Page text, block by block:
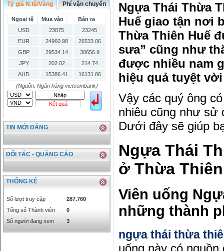
Tỷ giá N.tệ/Vàng Phí vận chuyển
Ngoại tệ Mua vào
Bán ra
USD
23075
23245
EUR
24960.98
26533.06
GBP
29534.14
30656.9
JPY
202.02
214.74
AUD
15386.41
16131.86
HKD
2906.04
3028.6
SGD
16755.29
17427.08
THB
666.2
786.99
CAD
17223.74
18058.21
CHF
23161.62
24283.77
INR
0
KRW
18.01
21.12
KWD
0
79758.97
MYR
5808.39
RMB
3272
RUB
(Nguồn: Ngân hàng vietcombank)
Kết quả
TIN MỚI ĐĂNG
ĐỐI TÁC - QUẢNG CÁO
THỐNG KÊ
Số lượt truy cập
287.760
Tổng số Thành viên
0
Số người đang xem
3
Ngựa Thái Thừa
Huế giao tận nơi
Thừa Thiên Huế
sưa” cũng như
được nhiều nam
hiệu quả tuyệt
Vậy các quý ông
nhiêu cũng như sử
Dưới đây sẽ giúp
Ngựa Thái
ở Thừa
Viên uống
những thành
ngựa thái thừa
uống này có